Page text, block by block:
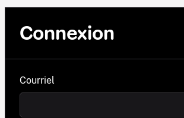
Connexion
Courriel